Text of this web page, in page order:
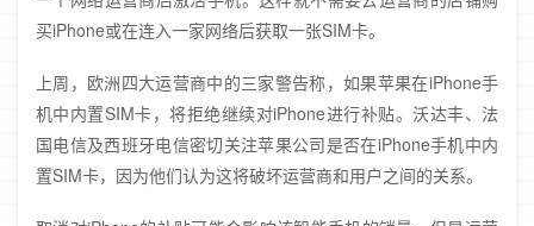
买iPhone或在连入一家网络后获取一张SIM卡。
上周，欧洲四大运营商中的三家警告称，如果苹果在iPhone手
机中内置SIM卡，将拒绝继续对iPhone进行补贴。沃达丰、法
国电信及西班牙电信密切关注苹果公司是否在iPhone手机中内
置SIM卡，因为他们认为这将破坏运营商和用户之间的关系。